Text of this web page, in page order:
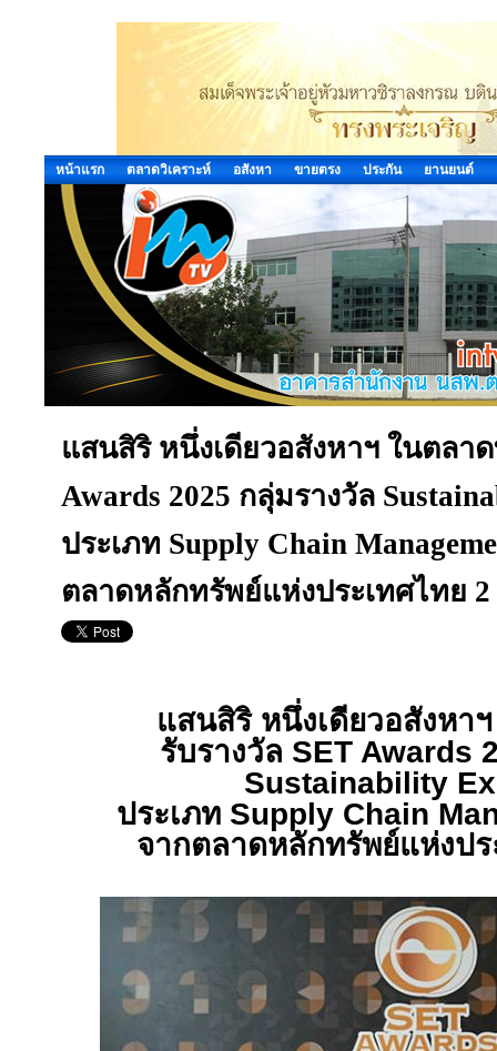
หน้าแรก ตลาดวิเคราะห์ อสังหา ขายตรง ประกัน ยานยนต์
แสนสิริ หนึ่งเดียวอสังหาฯ ในตลา
Awards 2025 กลุ่มรางวัล
ประเภท Supply Chain
ตลาดหลักทรัพย์แห่งประเทศไทย
แสนสิริ หนึ่งเดียวอสังหา
รับรางวัล SET Awards
Sustainability
ประเภท Supply Chain
จากตลาดหลักทรัพย์แห่งป